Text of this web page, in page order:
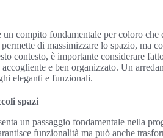
compito fondamentale per coloro che
di massimizzare lo spazio, ma
contesto, è importante considerare
e ben organizzato. Un
eleganti e funzionali.
spazi
un passaggio fondamentale nella
funzionalità ma può anche